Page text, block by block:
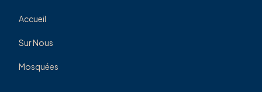
Accueil
Sur Nous
Mosquées